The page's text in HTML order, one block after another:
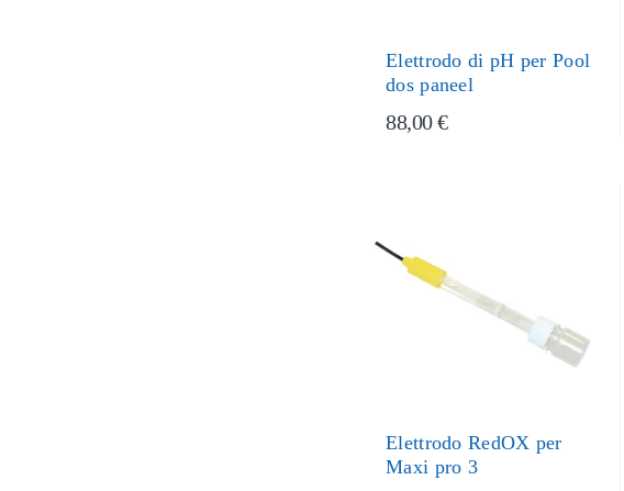
Elettrodo di pH per Pool
dos paneel
88,00 €
Elettrodo RedOX per
Maxi pro 3